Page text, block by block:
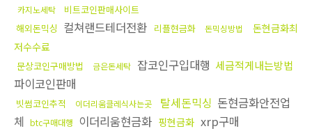
카지노세탁
비트코인판매사이트
해외돈믹싱 컬쳐랜드테더전환 리플현금화 돈믹싱방법
돈현금화최
저수수료
문상코인구매방법 금은돈세탁 잡코인구입대행 세금적게내는방법
파이코인판매
빗썸코인추적 이더리움클레식사는곳 탈세돈믹싱 돈현금화안전업
체 btc구매대행 이더리움현금화 핑현금화 xrp구매